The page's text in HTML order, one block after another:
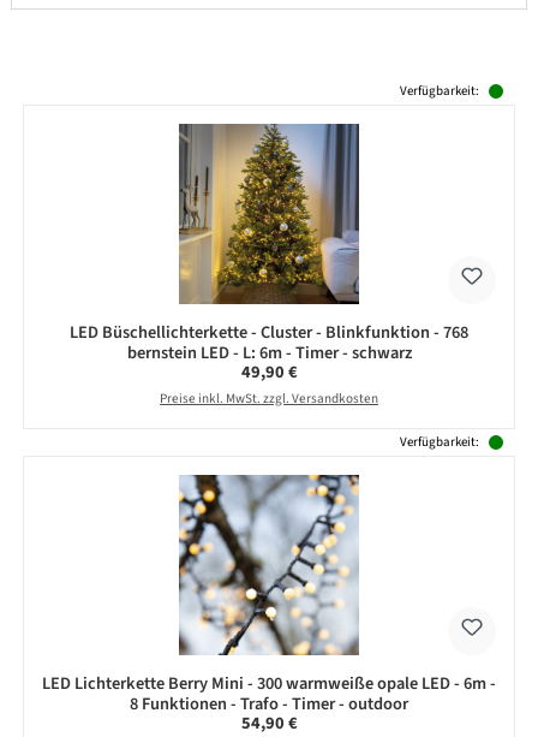
Verfügbarkeit:
LED Büschellichterkette - Cluster - Blinkfunktion - 768
bernstein LED - L: 6m - Timer - schwarz
Regulärer Preis:
49,90 €
Preise inkl. MwSt. zzgl. Versandkosten
Verfügbarkeit:
LED Lichterkette Berry Mini - 300 warmweiße opale LED - 6m -
8 Funktionen - Trafo - Timer - outdoor
Regulärer Preis:
54,90 €